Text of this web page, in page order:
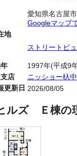
地
愛知県名古屋
Googleマップ
ストリートビ
1997年(平成9
店
ニッショー杁
更新日 2026/08/05
ルズ Ｅ棟の